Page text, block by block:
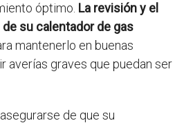
óptimo. La revisión y el
su calentador de gas
mantenerlo en buenas
averías graves que puedan ser
de que su